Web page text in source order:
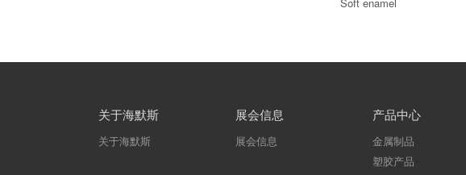
Soft enamel
关于海默斯
关于海默斯
展会信息
展会信息
产品中心
金属制品
塑胶产品